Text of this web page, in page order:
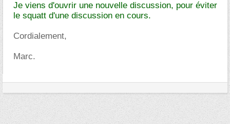
Je viens d'ouvrir une nouvelle discussion, pour éviter
le squatt d'une discussion en cours.
Cordialement,
Marc.